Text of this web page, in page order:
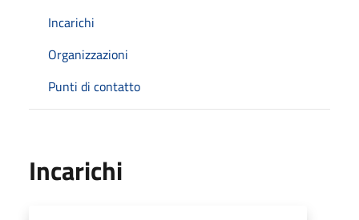
Incarichi
Organizzazioni
Punti di contatto
Incarichi